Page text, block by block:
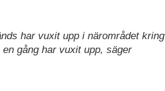
har vuxit upp i närområdet kring
gång har vuxit upp, säger